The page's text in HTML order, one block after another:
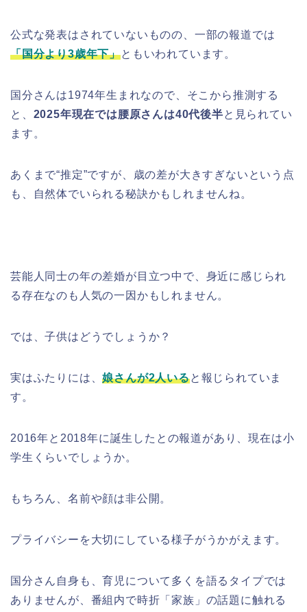
公式な発表はされていないものの、一部の報道では
「国分より3歳年下」ともいわれています。
国分さんは1974年生まれなので、そこから推測する
と、 2025年現在では腰原さんは40代後半と見られてい
ます。
あくまで“推定”ですが、歳の差が大きすぎないという点
も、自然体でいられる秘訣かもしれませんね。
芸能人同士の年の差婚が目立つ中で、身近に感じられ
る存在なのも人気の一因かもしれません。
では、子供はどうでしょうか？
実はふたりには、娘さんが2人いると報じられていま
す。
2016年と2018年に誕生したとの報道があり、現在は小
学生くらいでしょうか。
もちろん、名前や顔は非公開。
プライバシーを大切にしている様子がうかがえます。
国分さん自身も、育児について多くを語るタイプでは
ありませんが、番組内で時折「家族」の話題に触れる